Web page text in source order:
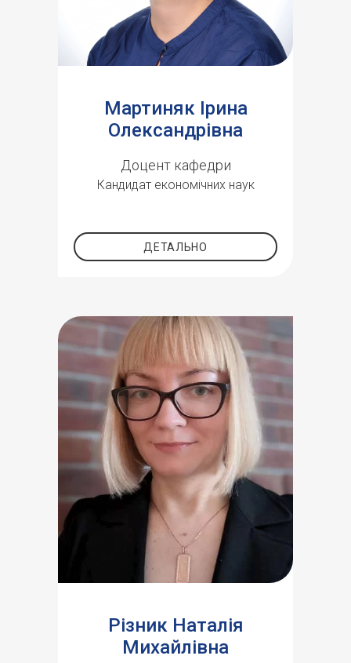
Мартиняк Ірина
Олександрівна
Доцент кафедри
Кандидат економічних наук
ДЕТАЛЬНО
Різник Наталія
Михайлівна